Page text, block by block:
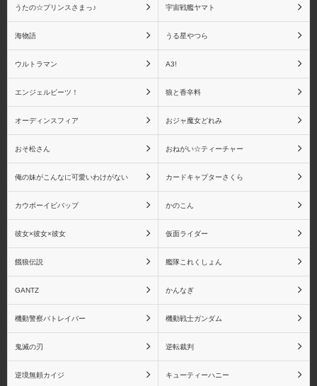
伊黒 小芭内 不死川 実弥
悲鳴嶼 行冥
猗窩座
鬼滅の刃 バンプレスト
シリーズ
鬼滅の刃 Figuarts mini シ
鬼滅の刃 フィギュアー
ツZERO シリーズ
虎杖悠仁 伏黒恵
うたの☆プリンスさまっ♪ 宇宙戦艦ヤマト
海物語 うる星やつら
ウルトラマン A3!
エンジェルビーツ！ 狼と香辛料
オーディンスフィア おジャ魔女どれみ
おそ松さん おねがい☆ティーチャー
俺の妹がこんなに可愛いわけがない カードキャプターさくら
カウボーイビバップ かのこん
彼女×彼女×彼女 仮面ライダー
餓狼伝説 艦隊これくしょん
GANTZ かんなぎ
機動警察パトレイバー 機動戦士ガンダム
鬼滅の刃 逆転裁判
逆境無頼カイジ キューティーハニー